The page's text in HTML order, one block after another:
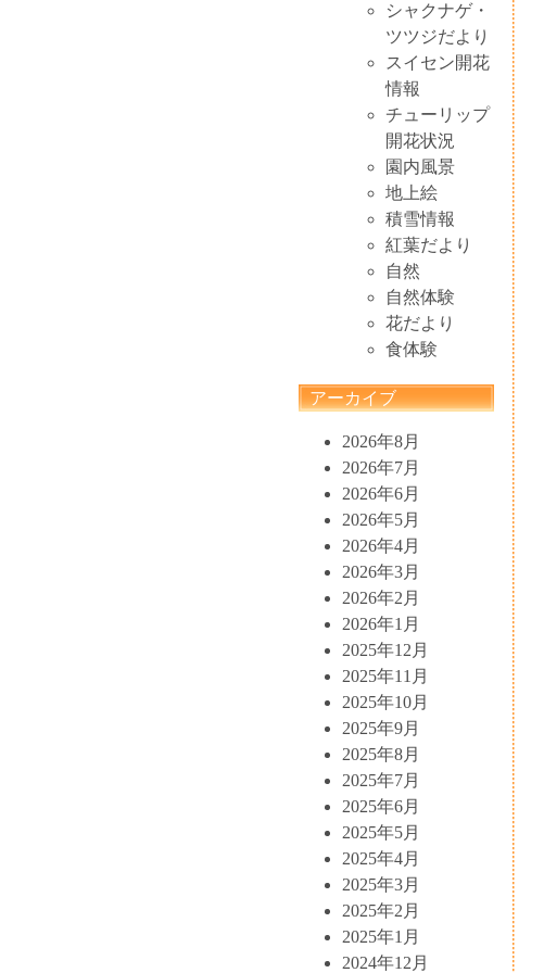
シャクナゲ・
ツツジだより
スイセン開花
情報
チューリップ
開花状況
園内風景
地上絵
積雪情報
紅葉だより
自然
自然体験
花だより
食体験
アーカイブ
2026年8月
2026年7月
2026年6月
2026年5月
2026年4月
2026年3月
2026年2月
2026年1月
2025年12月
2025年11月
2025年10月
2025年9月
2025年8月
2025年7月
2025年6月
2025年5月
2025年4月
2025年3月
2025年2月
2025年1月
2024年12月